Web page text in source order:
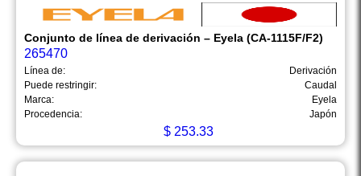
Conjunto de línea de derivación – Eyela (CA-1115F/F2)
265470
Línea de:
Derivación
Puede restringir:
Caudal
Marca:
Eyela
Procedencia:
Japón
$ 253.33